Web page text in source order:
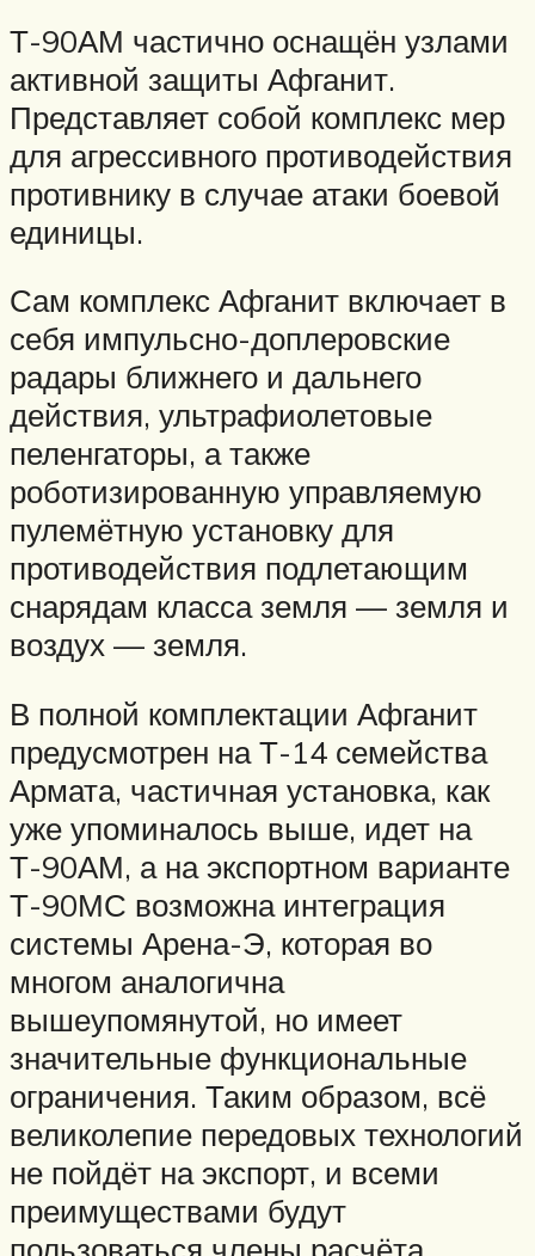
Т-90АМ частично оснащён узлами
активной защиты Афганит.
Представляет собой комплекс мер
для агрессивного противодействия
противнику в случае атаки боевой
единицы.
Сам комплекс Афганит включает в
себя импульсно-доплеровские
радары ближнего и дальнего
действия, ультрафиолетовые
пеленгаторы, а также
роботизированную управляемую
пулемётную установку для
противодействия подлетающим
снарядам класса земля — земля и
воздух — земля.
В полной комплектации Афганит
предусмотрен на Т-14 семейства
Армата, частичная установка, как
уже упоминалось выше, идет на
Т-90АМ, а на экспортном варианте
Т-90МС возможна интеграция
системы Арена-Э, которая во
многом аналогична
вышеупомянутой, но имеет
значительные функциональные
ограничения. Таким образом, всё
великолепие передовых технологий
не пойдёт на экспорт, и всеми
преимуществами будут